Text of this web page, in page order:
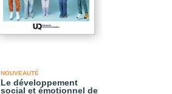
NOUVEAUTÉ
Le développement
social et émotionnel de